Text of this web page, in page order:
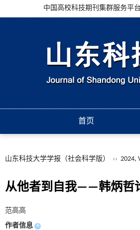
中国高校科技期刊集群服务平台
首页
山东科技大学学报（社会科学版） ›› 2024,
从他者到自我——韩炳哲
范高高
作者信息 +